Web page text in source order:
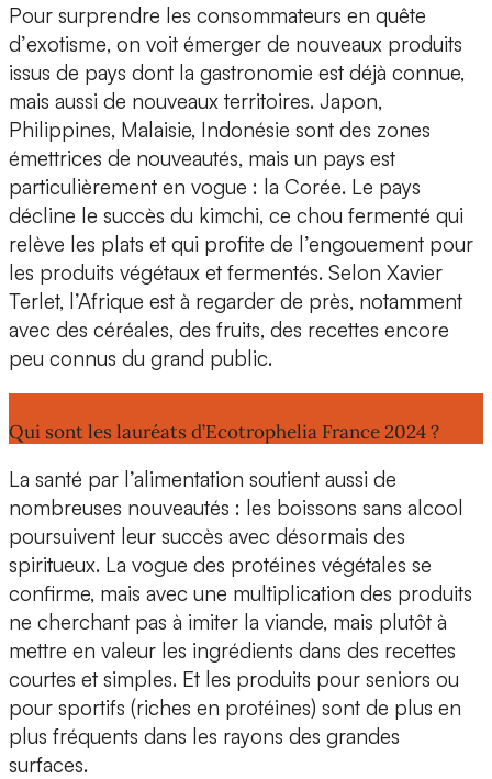
Pour surprendre les consommateurs en quête
d’exotisme, on voit émerger de nouveaux produits
issus de pays dont la gastronomie est déjà connue,
mais aussi de nouveaux territoires. Japon,
Philippines, Malaisie, Indonésie sont des zones
émettrices de nouveautés, mais un pays est
particulièrement en vogue : la Corée. Le pays
décline le succès du kimchi, ce chou fermenté qui
relève les plats et qui profite de l’engouement pour
les produits végétaux et fermentés. Selon Xavier
Terlet, l’Afrique est à regarder de près, notamment
avec des céréales, des fruits, des recettes encore
peu connus du grand public.
Qui sont les lauréats d’Ecotrophelia France 2024 ?
La santé par l’alimentation soutient aussi de
nombreuses nouveautés : les boissons sans alcool
poursuivent leur succès avec désormais des
spiritueux. La vogue des protéines végétales se
confirme, mais avec une multiplication des produits
ne cherchant pas à imiter la viande, mais plutôt à
mettre en valeur les ingrédients dans des recettes
courtes et simples. Et les produits pour seniors ou
pour sportifs (riches en protéines) sont de plus en
plus fréquents dans les rayons des grandes
surfaces.